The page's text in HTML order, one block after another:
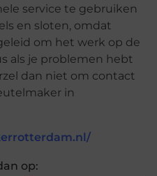
service te gebruiken
en sloten, omdat
om het werk op de
als je problemen hebt
dan niet om contact
in
op: